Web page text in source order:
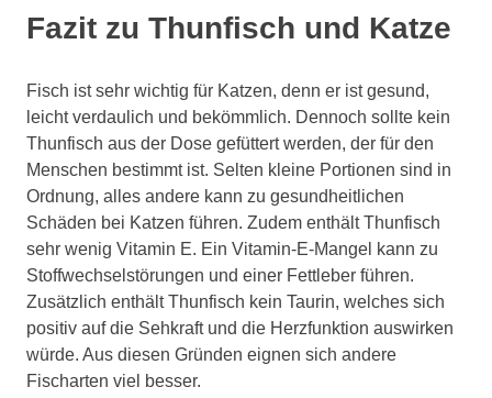
Fazit zu Thunfisch und Katze
Fisch ist sehr wichtig für Katzen, denn er ist gesund,
leicht verdaulich und bekömmlich. Dennoch sollte kein
Thunfisch aus der Dose gefüttert werden, der für den
Menschen bestimmt ist. Selten kleine Portionen sind in
Ordnung, alles andere kann zu gesundheitlichen
Schäden bei Katzen führen. Zudem enthält Thunfisch
sehr wenig Vitamin E. Ein Vitamin-E-Mangel kann zu
Stoffwechselstörungen und einer Fettleber führen.
Zusätzlich enthält Thunfisch kein Taurin, welches sich
positiv auf die Sehkraft und die Herzfunktion auswirken
würde. Aus diesen Gründen eignen sich andere
Fischarten viel besser.